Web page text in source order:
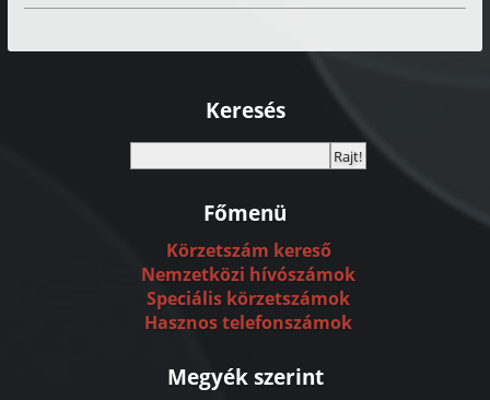
Keresés
Főmenü
Körzetszám kereső
Nemzetközi hívószámok
Speciális körzetszámok
Hasznos telefonszámok
Megyék szerint